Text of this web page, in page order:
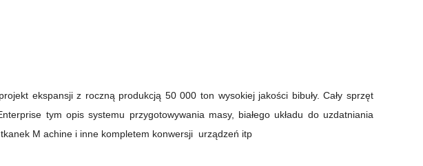
ekspansji z roczną produkcją 50 000 ton wysokiej jakości bibuły. Cały sprzęt
tym opis systemu przygotowywania masy, białego układu do uzdatniania
tkanek M achine i inne kompletem konwersji urządzeń itp